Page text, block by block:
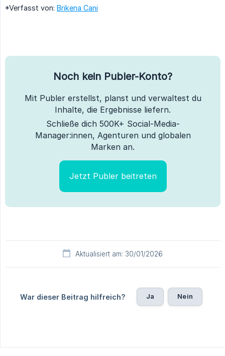
*Verfasst von: Brikena Cani
Noch kein Publer-Konto?
Mit Publer erstellst, planst und verwaltest du
Inhalte, die Ergebnisse liefern.
Schließe dich 500K+ Social-Media-
Manager:innen, Agenturen und globalen
Marken an.
Jetzt Publer beitreten
Aktualisiert am: 30/01/2026
War dieser Beitrag hilfreich? Ja Nein